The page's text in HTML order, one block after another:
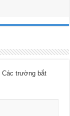
Các trường bắt